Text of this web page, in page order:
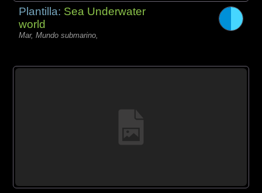
Plantilla: Sea Underwater
world
Mar, Mundo submarino,